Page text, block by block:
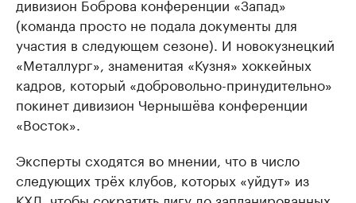
(команда просто не подала документы для
участия в следующем сезоне). И новокузнецкий
«Металлург», знаменитая «Кузня» хоккейных
кадров, который «добровольно-принудительно»
покинет дивизион Чернышёва конференции
«Восток».
Эксперты сходятся во мнении, что в число
следующих трёх клубов, которых «уйдут» из